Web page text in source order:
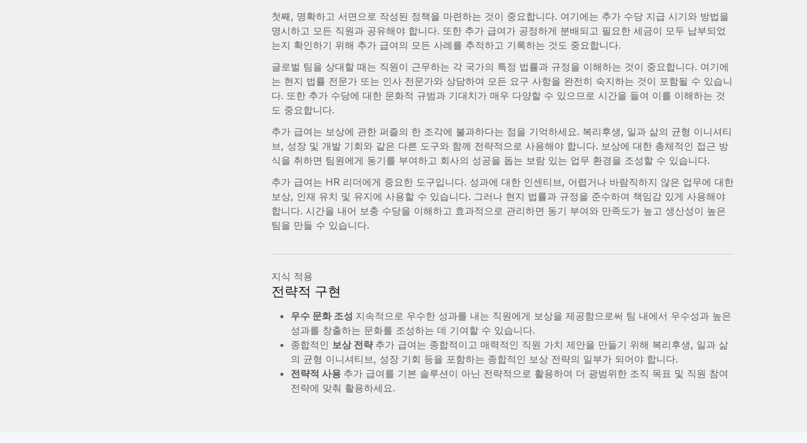
첫째, 명확하고 서면으로 작성된 정책을 마련하는 것이 중요합니다. 여기에는 추가 수당 지급 시기와 방법을
명시하고 모든 직원과 공유해야 합니다. 또한 추가 급여가 공정하게 분배되고 필요한 세금이 모두 납부되었
는지 확인하기 위해 추가 급여의 모든 사례를 추적하고 기록하는 것도 중요합니다.
글로벌 팀을 상대할 때는 직원이 근무하는 각 국가의 특정 법률과 규정을 이해하는 것이 중요합니다. 여기에
는 현지 법률 전문가 또는 인사 전문가와 상담하여 모든 요구 사항을 완전히 숙지하는 것이 포함될 수 있습니
다. 또한 추가 수당에 대한 문화적 규범과 기대치가 매우 다양할 수 있으므로 시간을 들여 이를 이해하는 것
도 중요합니다.
추가 급여는 보상에 관한 퍼즐의 한 조각에 불과하다는 점을 기억하세요. 복리후생, 일과 삶의 균형 이니셔티
브, 성장 및 개발 기회와 같은 다른 도구와 함께 전략적으로 사용해야 합니다. 보상에 대한 총체적인 접근 방
식을 취하면 팀원에게 동기를 부여하고 회사의 성공을 돕는 보람 있는 업무 환경을 조성할 수 있습니다.
추가 급여는 HR 리더에게 중요한 도구입니다. 성과에 대한 인센티브, 어렵거나 바람직하지 않은 업무에 대한
보상, 인재 유치 및 유지에 사용할 수 있습니다. 그러나 현지 법률과 규정을 준수하여 책임감 있게 사용해야
합니다. 시간을 내어 보충 수당을 이해하고 효과적으로 관리하면 동기 부여와 만족도가 높고 생산성이 높은
팀을 만들 수 있습니다.
지식 적용
전략적 구현
우수 문화 조성 지속적으로 우수한 성과를 내는 직원에게 보상을 제공함으로써 팀 내에서 우수성과 높은
성과를 창출하는 문화를 조성하는 데 기여할 수 있습니다.
종합적인 보상 전략 추가 급여는 종합적이고 매력적인 직원 가치 제안을 만들기 위해 복리후생, 일과 삶
의 균형 이니셔티브, 성장 기회 등을 포함하는 종합적인 보상 전략의 일부가 되어야 합니다.
전략적 사용 추가 급여를 기본 솔루션이 아닌 전략적으로 활용하여 더 광범위한 조직 목표 및 직원 참여
전략에 맞춰 활용하세요.